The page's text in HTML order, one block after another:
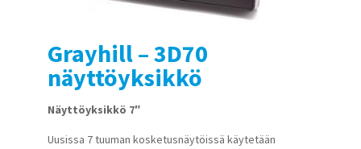
Grayhill – 3D70
näyttöyksikkö
Näyttöyksikkö 7″
Uusissa 7 tuuman kosketusnäytöissä käytetään